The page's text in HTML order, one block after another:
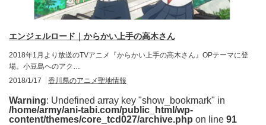
エンジェルロード｜からかい上手の高木さん
2018年1月より放送のTVアニメ『からかい上手の高木さん』OPテーマに登
場。小豆島へのアク…
2018/1/17
香川県のアニメ聖地情報
Warning: Undefined array key "show_bookmark" in
/home/army/ani-tabi.com/public_html/wp-
content/themes/core_tcd027/archive.php on line 91